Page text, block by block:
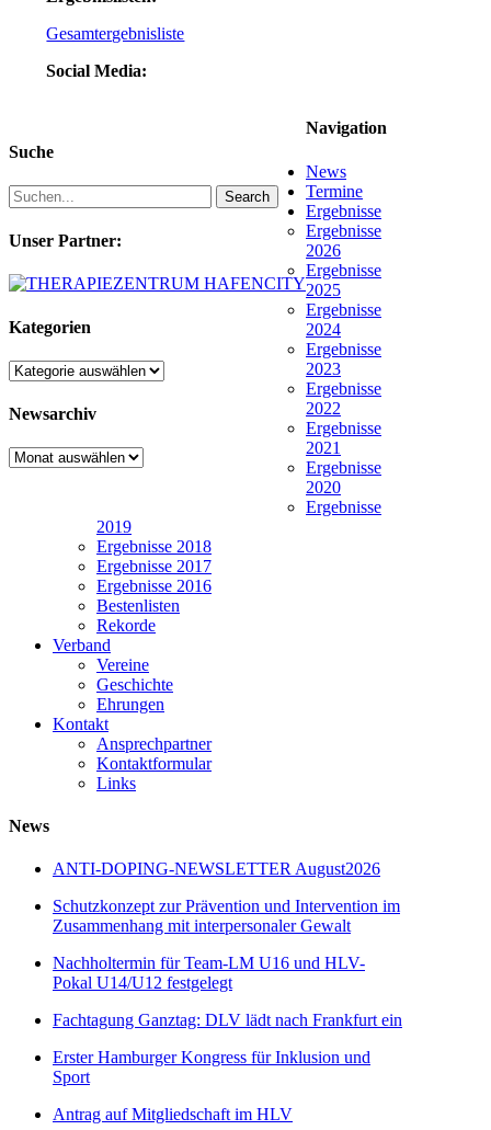
Gesamtergebnisliste
Social Media:
Suche
Search
Unser Partner:
Kategorien
Kategorien
Newsarchiv
Newsarchiv
Navigation
News
Termine
Ergebnisse
Ergebnisse
2026
Ergebnisse
2025
Ergebnisse
2024
Ergebnisse
2023
Ergebnisse
2022
Ergebnisse
2021
Ergebnisse
2020
Ergebnisse
2019
Ergebnisse 2018
Ergebnisse 2017
Ergebnisse 2016
Bestenlisten
Rekorde
Verband
Vereine
Geschichte
Ehrungen
Kontakt
Ansprechpartner
Kontaktformular
Links
News
ANTI-DOPING-NEWSLETTER August2026
Schutzkonzept zur Prävention und Intervention im
Zusammenhang mit interpersonaler Gewalt
Nachholtermin für Team-LM U16 und HLV-
Pokal U14/U12 festgelegt
Fachtagung Ganztag: DLV lädt nach Frankfurt ein
Erster Hamburger Kongress für Inklusion und
Sport
Antrag auf Mitgliedschaft im HLV